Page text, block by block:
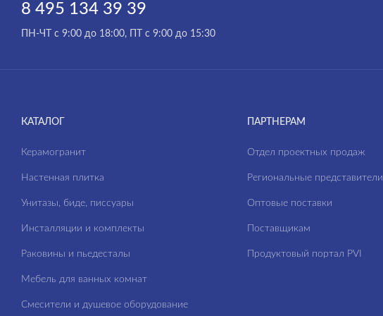
CITY
CLASSIC
8 495 134 39 39
ПН-ЧТ с 9:00 до 18:00, ПТ с 9:00 до 15:30
КАТАЛОГ
Керамогранит
Настенная плитка
Унитазы, биде, писсуары
Инсталляции и комплекты
Раковины и пьедесталы
Мебель для ванных комнат
Смесители и душевое оборудование
ПАРТНЕРАМ
Отдел проектных продаж
Региональные представители
Оптовые поставки
Поставщикам
Продуктовый портал PVI